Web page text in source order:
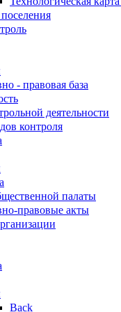
- правовая база
деятельности
контроля
палаты
правовые акты
Back